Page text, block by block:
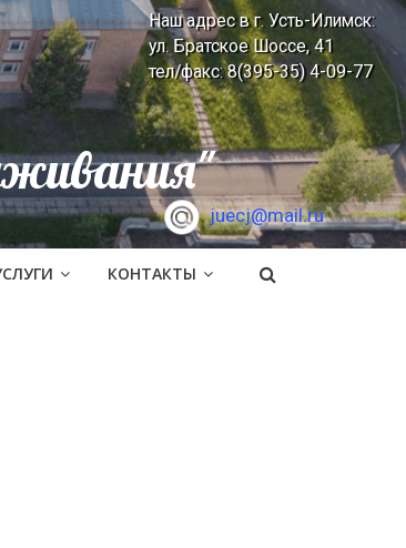
juecj@mail.ru
Наш адрес в г. Усть-Илимск:
ул. Братское Шоссе, 41
тел/факс: 8(395-35) 4-09-77
КОНТАКТЫ